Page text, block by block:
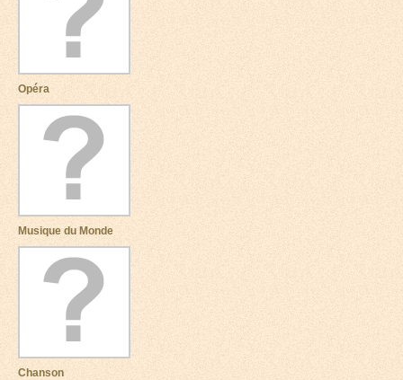
Opéra
Musique du Monde
Chanson